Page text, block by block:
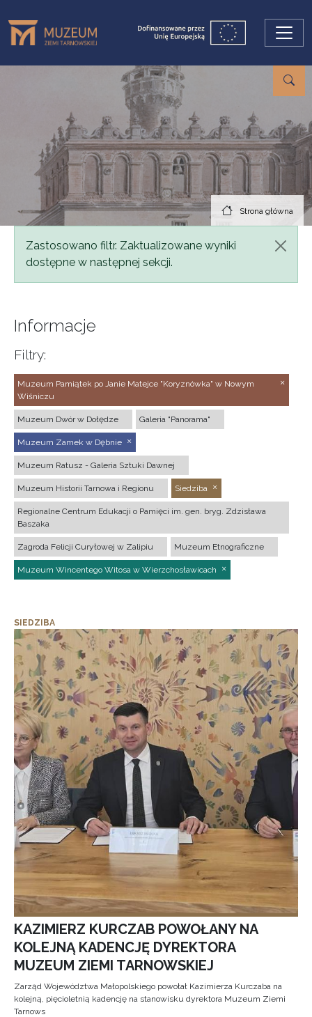
Strona główna
Komunikat
Zastosowano filtr. Zaktualizowane wyniki
dostępne w następnej sekcji.
Informacje
Filtry:
Muzeum Pamiątek po Janie Matejce "Koryznówka" w Nowym
Wiśniczu
Muzeum Dwór w Dołędze Galeria "Panorama"
Muzeum Zamek w Dębnie
Muzeum Ratusz - Galeria Sztuki Dawnej
Muzeum Historii Tarnowa i Regionu Siedziba
Regionalne Centrum Edukacji o Pamięci im. gen. bryg. Zdzisława
Baszaka
Zagroda Felicji Curyłowej w Zalipiu Muzeum Etnograficzne
Muzeum Wincentego Witosa w Wierzchosławicach
SIEDZIBA
KAZIMIERZ KURCZAB POWOŁANY NA
KOLEJNĄ KADENCJĘ DYREKTORA
MUZEUM ZIEMI TARNOWSKIEJ
Zarząd Województwa Małopolskiego powołał Kazimierza Kurczaba na
kolejną, pięcioletnią kadencję na stanowisku dyrektora Muzeum Ziemi
Tarnows